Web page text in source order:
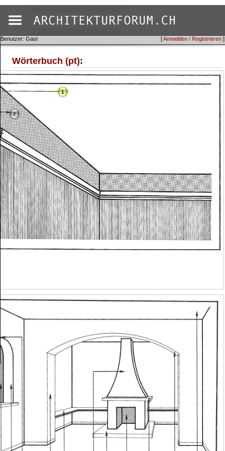
[Anmelden / Registrieren ]
Benutzer: Gast
Wörterbuch (pt):
1
2